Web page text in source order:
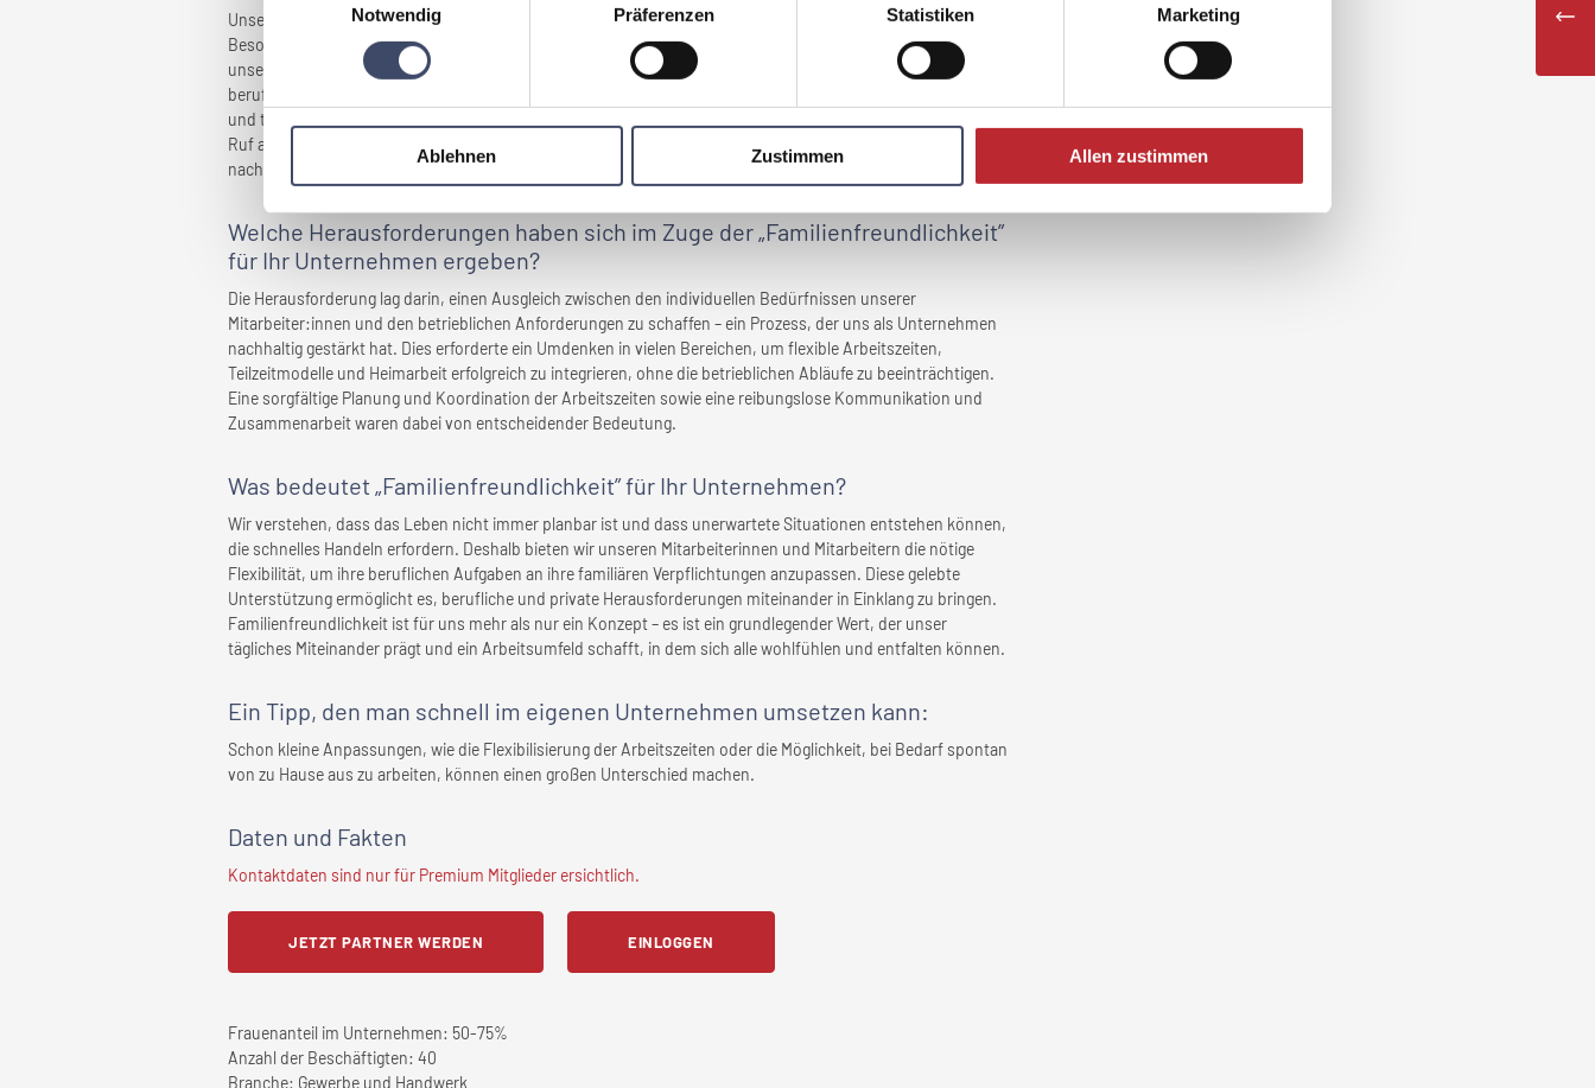
Notwendig
Präferenzen Statistiken Marketing
Ablehnen Zustimmen Allen zustimmen
Unsere familienfreundliche Unternehmenskultur hat sich in vielerlei Hinsicht als wertvoller Vorteil erwiesen.
Besonders stolz sind wir auf die langjährige Bindung unserer Mitarbeiterinnen und Mitarbeiter, die durch
unsere familienfreundlichen Maßnahmen gefördert wird. Zufriedene und motivierte Mitarbeitende, die ihre
beruflichen und familiären Verpflichtungen im Einklang erleben, bleiben uns oft über viele Jahre hinweg treu
und tragen maßgeblich zu unserem Erfolg bei. Zudem erleichtert es uns, neue Talente zu gewinnen, da unser
Ruf als familienfreundliches Unternehmen ein wichtiger Anziehungspunkt für qualifizierte Fachkräfte ist, die
nach einem Arbeitgeber suchen, der ihre Lebenssituation versteht und unterstützt.
Welche Herausforderungen haben sich im Zuge der „Familienfreundlichkeit”
für Ihr Unternehmen ergeben?
Die Herausforderung lag darin, einen Ausgleich zwischen den individuellen Bedürfnissen unserer
Mitarbeiter:innen und den betrieblichen Anforderungen zu schaffen – ein Prozess, der uns als Unternehmen
nachhaltig gestärkt hat. Dies erforderte ein Umdenken in vielen Bereichen, um flexible Arbeitszeiten,
Teilzeitmodelle und Heimarbeit erfolgreich zu integrieren, ohne die betrieblichen Abläufe zu beeinträchtigen.
Eine sorgfältige Planung und Koordination der Arbeitszeiten sowie eine reibungslose Kommunikation und
Zusammenarbeit waren dabei von entscheidender Bedeutung.
Was bedeutet „Familienfreundlichkeit” für Ihr Unternehmen?
Wir verstehen, dass das Leben nicht immer planbar ist und dass unerwartete Situationen entstehen können,
die schnelles Handeln erfordern. Deshalb bieten wir unseren Mitarbeiterinnen und Mitarbeitern die nötige
Flexibilität, um ihre beruflichen Aufgaben an ihre familiären Verpflichtungen anzupassen. Diese gelebte
Unterstützung ermöglicht es, berufliche und private Herausforderungen miteinander in Einklang zu bringen.
Familienfreundlichkeit ist für uns mehr als nur ein Konzept – es ist ein grundlegender Wert, der unser
tägliches Miteinander prägt und ein Arbeitsumfeld schafft, in dem sich alle wohlfühlen und entfalten können.
Ein Tipp, den man schnell im eigenen Unternehmen umsetzen kann:
Schon kleine Anpassungen, wie die Flexibilisierung der Arbeitszeiten oder die Möglichkeit, bei Bedarf spontan
von zu Hause aus zu arbeiten, können einen großen Unterschied machen.
Daten und Fakten
Kontaktdaten sind nur für Premium Mitglieder ersichtlich.
JETZT PARTNER WERDEN EINLOGGEN
Frauenanteil im Unternehmen: 50-75%
Anzahl der Beschäftigten: 40
Branche: Gewerbe und Handwerk